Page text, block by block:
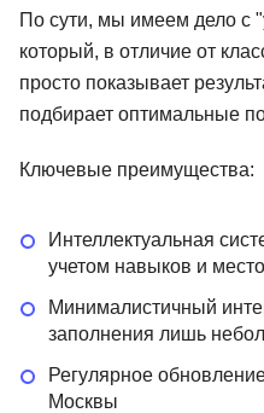
По сути, мы имеем дело с
который, в отличие от
просто показывает
подбирает оптимальные
Ключевые преимущества:
Интеллектуальная
учетом навыков и
Минималистичный
заполнения лишь
Регулярное
Москвы